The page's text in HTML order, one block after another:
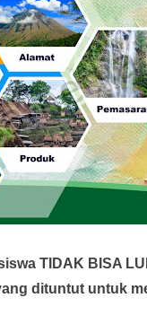
TIDAK BISA
dituntut untuk